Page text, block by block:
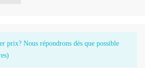
prix? Nous répondrons dès que possible